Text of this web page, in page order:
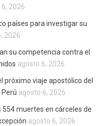
2026
países para investigar su
2026
su competencia contra el
agosto 6, 2026
próximo viaje apostólico del
Perú agosto 6, 2026
554 muertes en cárceles de
agosto 6, 2026